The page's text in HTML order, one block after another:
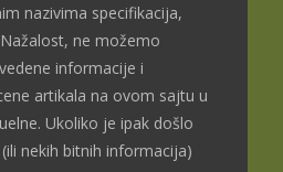
nazivima specifikacija,
ne možemo
informacije i
artikala na ovom sajtu u
Ukoliko je ipak došlo
nekih bitnih informacija)